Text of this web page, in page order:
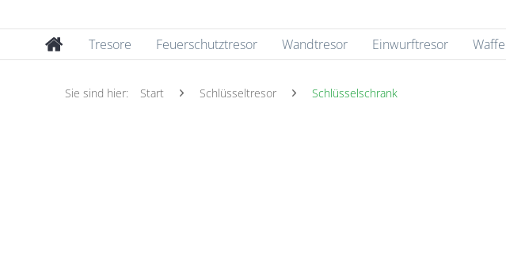
Tresore Feuerschutztresor Wandtresor Einwurftresor
Sie sind hier: Start Schlüsseltresor Schlüsselschrank